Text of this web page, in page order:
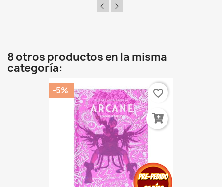
8 otros productos en la misma
categoría:
-5% favorite_border